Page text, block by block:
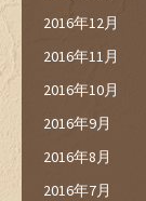
2016年12月
2016年11月
2016年10月
2016年9月
2016年8月
2016年7月